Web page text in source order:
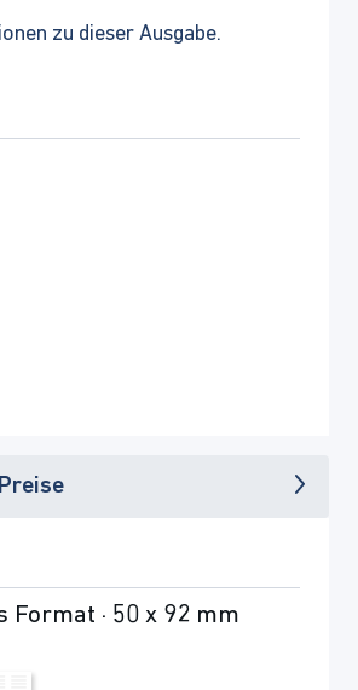
zu dieser Ausgabe.
Format · 50 x 92 mm